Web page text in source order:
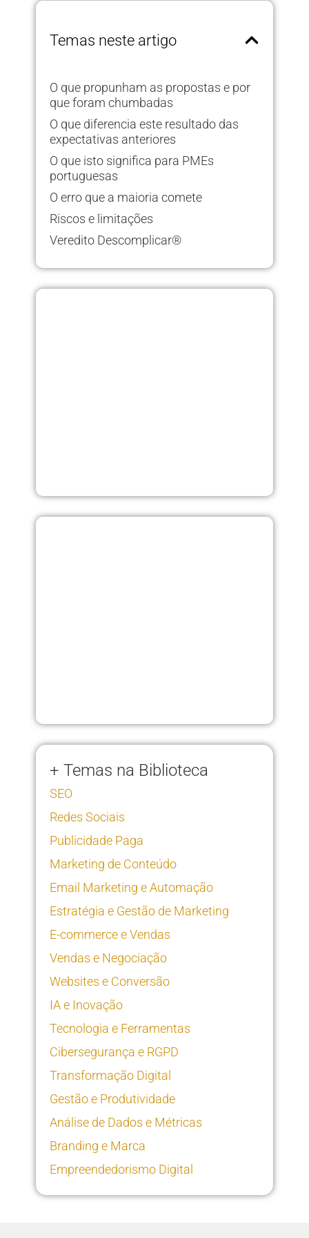
Temas neste artigo
O que propunham as propostas e por
que foram chumbadas
O que diferencia este resultado das
expectativas anteriores
O que isto significa para PMEs
portuguesas
O erro que a maioria comete
Riscos e limitações
Veredito Descomplicar®
+ Temas na Biblioteca
SEO
Redes Sociais
Publicidade Paga
Marketing de Conteúdo
Email Marketing e Automação
Estratégia e Gestão de Marketing
E-commerce e Vendas
Vendas e Negociação
Websites e Conversão
IA e Inovação
Tecnologia e Ferramentas
Cibersegurança e RGPD
Transformação Digital
Gestão e Produtividade
Análise de Dados e Métricas
Branding e Marca
Empreendedorismo Digital